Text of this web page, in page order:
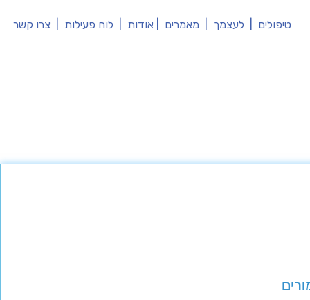
טיפולים לעצמך מאמרים |אודות לוח פעילות צרו קשר